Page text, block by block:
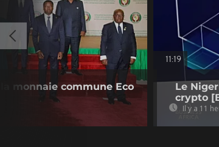
monnaie commune Eco
11:19
Le
crypto
Il y a 11